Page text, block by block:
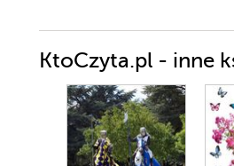
KtoCzyta.pl - inne